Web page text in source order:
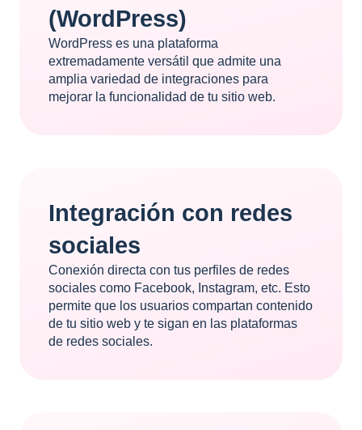
(WordPress)
WordPress es una plataforma
extremadamente versátil que admite una
amplia variedad de integraciones para
mejorar la funcionalidad de tu sitio web.
Integración con redes
sociales
Conexión directa con tus perfiles de redes
sociales como Facebook, Instagram, etc. Esto
permite que los usuarios compartan contenido
de tu sitio web y te sigan en las plataformas
de redes sociales.